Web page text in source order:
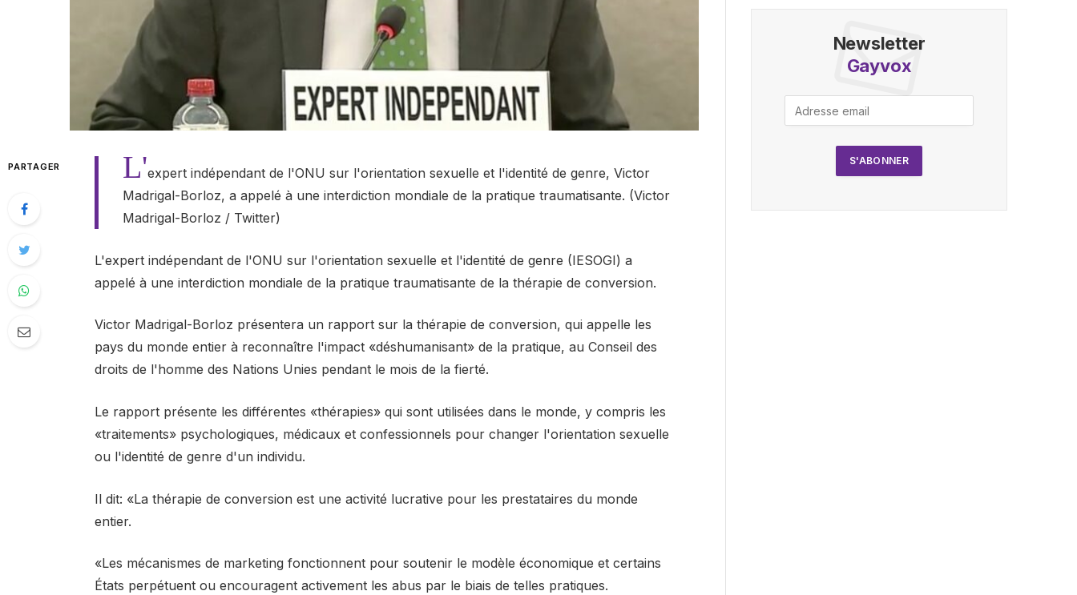
PARTAGER L'expert indépendant de l'ONU sur l'orientation sexuelle et l'identité de genre, Victor
Madrigal-Borloz, a appelé à une interdiction mondiale de la pratique traumatisante. (Victor
Madrigal-Borloz / Twitter)
L'expert indépendant de l'ONU sur l'orientation sexuelle et l'identité de genre (IESOGI) a
appelé à une interdiction mondiale de la pratique traumatisante de la thérapie de conversion.
Victor Madrigal-Borloz présentera un rapport sur la thérapie de conversion, qui appelle les
pays du monde entier à reconnaître l'impact «déshumanisant» de la pratique, au Conseil des
droits de l'homme des Nations Unies pendant le mois de la fierté.
Le rapport présente les différentes «thérapies» qui sont utilisées dans le monde, y compris les
«traitements» psychologiques, médicaux et confessionnels pour changer l'orientation sexuelle
ou l'identité de genre d'un individu.
Il dit: «La thérapie de conversion est une activité lucrative pour les prestataires du monde
entier.
«Les mécanismes de marketing fonctionnent pour soutenir le modèle économique et certains
États perpétuent ou encouragent activement les abus par le biais de telles pratiques.
Newsletter
Gayvox